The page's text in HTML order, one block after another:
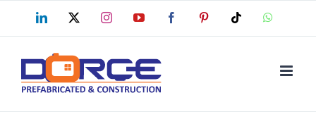
to
content
LinkedIn InstagramYouTube FacebookPinterest Tiktok